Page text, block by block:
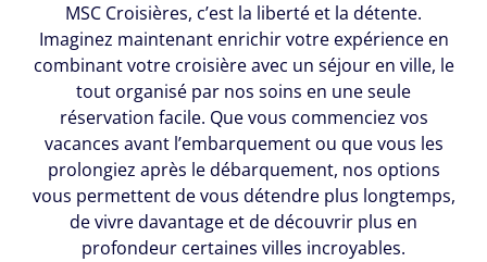
MSC Croisières, c’est la liberté et la détente.
Imaginez maintenant enrichir votre expérience en
combinant votre croisière avec un séjour en ville, le
tout organisé par nos soins en une seule
réservation facile. Que vous commenciez vos
vacances avant l’embarquement ou que vous les
prolongiez après le débarquement, nos options
vous permettent de vous détendre plus longtemps,
de vivre davantage et de découvrir plus en
profondeur certaines villes incroyables.